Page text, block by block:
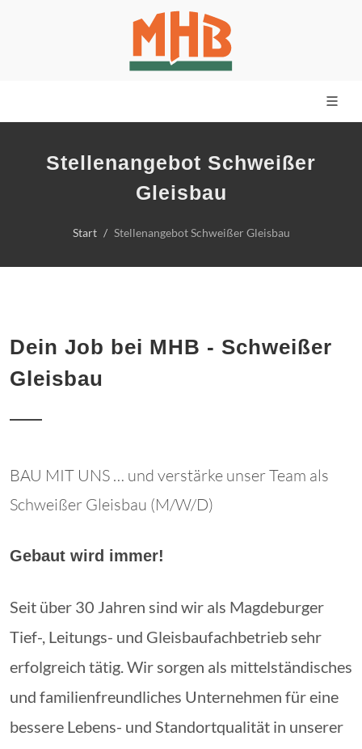
Stellenangebot Schweißer
Gleisbau
Start Stellenangebot Schweißer Gleisbau
Dein Job bei MHB - Schweißer
Gleisbau
BAU MIT UNS … und verstärke unser Team als
Schweißer Gleisbau (M/W/D)
Gebaut wird immer!
Seit über 30 Jahren sind wir als Magdeburger
Tief-, Leitungs- und Gleisbaufachbetrieb sehr
erfolgreich tätig. Wir sorgen als mittelständisches
und familienfreundliches Unternehmen für eine
bessere Lebens- und Standortqualität in unserer